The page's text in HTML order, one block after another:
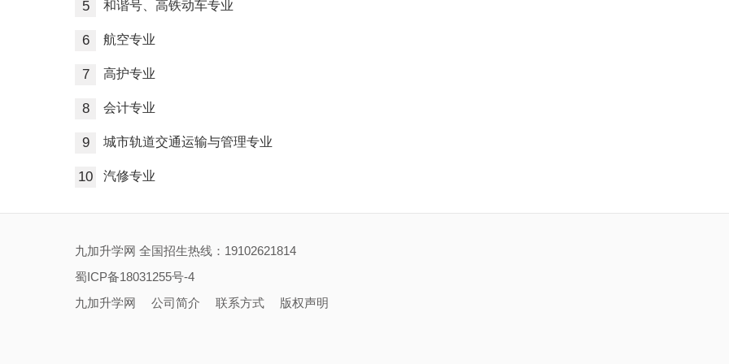
5 和谐号、高铁动车专业
6 航空专业
7 高护专业
8 会计专业
9 城市轨道交通运输与管理专业
10 汽修专业
九加升学网 全国招生热线：19102621814
蜀ICP备18031255号-4
九加升学网
公司简介 联系方式 版权声明